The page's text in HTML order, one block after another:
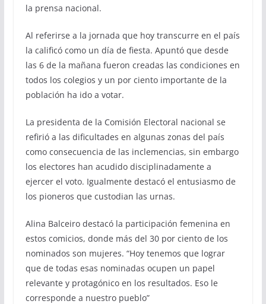
la prensa nacional.
Al referirse a la jornada que hoy transcurre en el país
la calificó como un día de fiesta. Apuntó que desde
las 6 de la mañana fueron creadas las condiciones en
todos los colegios y un por ciento importante de la
población ha ido a votar.
La presidenta de la Comisión Electoral nacional se
refirió a las dificultades en algunas zonas del país
como consecuencia de las inclemencias, sin embargo
los electores han acudido disciplinadamente a
ejercer el voto. Igualmente destacó el entusiasmo de
los pioneros que custodian las urnas.
Alina Balceiro destacó la participación femenina en
estos comicios, donde más del 30 por ciento de los
nominados son mujeres. “Hoy tenemos que lograr
que de todas esas nominadas ocupen un papel
relevante y protagónico en los resultados. Eso le
corresponde a nuestro pueblo”